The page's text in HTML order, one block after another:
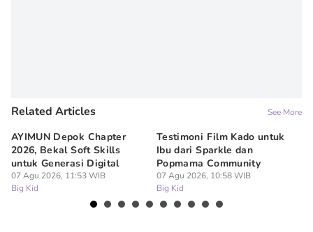
Related Articles See More
AYIMUN Depok Chapter
2026, Bekal Soft Skills
untuk Generasi Digital
07 Agu 2026, 11:53 WIB
Big Kid
Testimoni Film Kado untuk
Ibu dari Sparkle dan
Popmama Community
07 Agu 2026, 10:58 WIB
Big Kid